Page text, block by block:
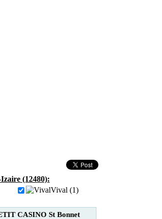
(12480):
Vival (1)
CASINO St Bonnet